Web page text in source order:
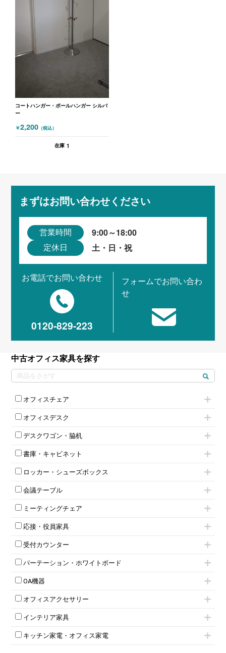
コートハンガー・ポールハンガー シルバ
ー
￥2,200 （税込）
在庫 1
まずはお問い合わせください
営業時間 9:00～18:00
定休日 土・日・祝
お電話でお問い合わせ
0120-829-223
フォームでお問い合わ
せ
中古オフィス家具を探す
オフィスチェア
肘無しチェア
役員チェア
高級チェア（多機能チェア）
オフィスチェアその他
オフィスデスク
フリーアドレスデスク（ベンチデスク）
昇降デスク
オフィスデスクその他
両袖机
デスクワゴン・脇机
インワゴン2段
インワゴン3段
脇机
ワゴンその他
書庫・キャビネット
ハイキャビネット
ローキャビネット
両開きキャビネット
スチールキャビネット
上下連結キャビネット
軽量ラック（スチールラック）
収納家具その他
両開書庫
ラテラル書庫
ロッカー・シューズボックス
1人用ロッカー
2人用ロッカー
3人用ロッカー
4人用ロッカー
5人用ロッカー
8人用ロッカー
多人数ロッカー
ダイヤル錠ロッカー
ダイヤル錠ロッカー
ワードローブ・クローゼット
会議テーブル
スタッキングテーブル
ネスティングテーブル
幕板付テーブル
カウンターテーブル
T字脚テーブル
会議テーブルW1200～
会議テーブルW1800～
平行スタックテーブル
会議テーブルその他
ミーティングチェア
キャスター付きミーティングチェア
スタッキングミーティングチェア
テーブル付きミーティングチェア
ネスティングミーティングチェア
折りたたみミーティングチェア
ハイチェア
ミーティングチェアその他
応接・役員家具
応接セット
応接ソファ
応接チェア
応接テーブル
応接・役員家具その他
受付カウンター
ローカウンター
ラウンジカウンター
受付カウンターその他
パーテーション・ホワイトボード
パーテーション
自立タイプパーテーション
パーテーションその他
脚付ホワイトボード
壁掛けホワイトボード
ホワイトボードその他
OA機器
電話機（ビジネスフォン）
シュレッダー
プロジェクター
スクリーン
オフィスアクセサリー
チェア用台車
演台・講演台・演説台
防音パネル
個室ブース
インテリア家具
モールドチェア
ダイニングチェア
キッチン家電・オフィス家電